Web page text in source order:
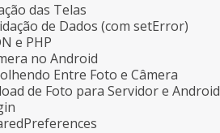
das Telas
de Dados (com setError)
e PHP
no Android
Entre Foto e Câmera
de Foto para Servidor e Android